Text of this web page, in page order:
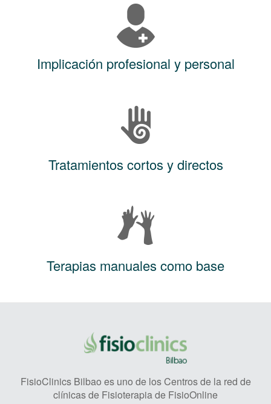
Implicación profesional y personal
Tratamientos cortos y directos
Terapias manuales como base
FisioClinics Bilbao es uno de los Centros de la red de
clínicas de Fisioterapia de FisioOnline